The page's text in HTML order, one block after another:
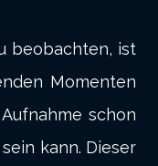
beobachten, ist
Momenten
schon
kann. Dieser